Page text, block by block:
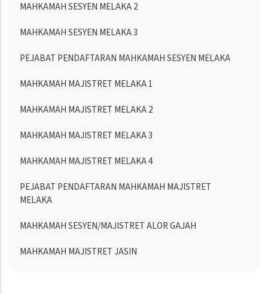
MAHKAMAH SESYEN MELAKA 2
MAHKAMAH SESYEN MELAKA 3
PEJABAT PENDAFTARAN MAHKAMAH SESYEN MELAKA
MAHKAMAH MAJISTRET MELAKA 1
MAHKAMAH MAJISTRET MELAKA 2
MAHKAMAH MAJISTRET MELAKA 3
MAHKAMAH MAJISTRET MELAKA 4
PEJABAT PENDAFTARAN MAHKAMAH MAJISTRET
MELAKA
MAHKAMAH SESYEN/MAJISTRET ALOR GAJAH
MAHKAMAH MAJISTRET JASIN